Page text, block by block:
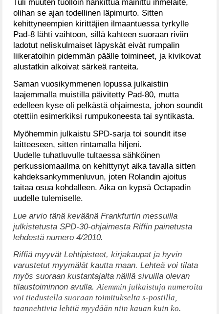
olihan se ajan todellinen läpimurto. Sitten
kehittyneempien kirittäjien ilmaantuessa tyrkylle
Pad-8 lähti vaihtoon, sillä kahteen suoraan riviin
ladotut neliskulmaiset läpyskät eivät rumpalin
liikeratoihin pidemmän päälle toimineet, ja kivikovat
alustatkin alkoivat särkeä ranteita.
Saman vuosikymmenen lopussa julkaistiin
laajemmalla muistilla päivitetty Pad-80, mutta
edelleen kyse oli pelkästä ohjaimesta, johon soundit
otettiin esimerkiksi rumpukoneesta tai syntikasta.
Myöhemmin julkaistu SPD-sarja toi soundit itse
laitteeseen, sitten rintamalla hiljeni.
Uudelle tuhatluvulle tultaessa sähköinen
perkussiomaailma on kehittynyt aika tavalla sitten
kahdeksankymmenluvun, joten Rolandin ajoitus
taitaa osua kohdalleen. Aika on kypsä Octapadin
uudelle tulemiselle.
Lue arvio tänä keväänä Frankfurtin messuilla
julkistetusta SPD-30-ohjaimesta Riffin painetusta
lehdestä numero 4/2010.
Riffiä myyvät Lehtipisteet, kirjakaupat ja hyvin
varustetut myymälät kautta maan. Lehteä voi tilata
myös suoraan kustantajalta näillä sivuilla olevan
tilaustoiminnon avulla.Aiemmin julkaistuja numeroita
voi tiedustella suoraan toimitukselta s-postilla,
taannehtivia lehtiä myydään niin kauan kuin ko.